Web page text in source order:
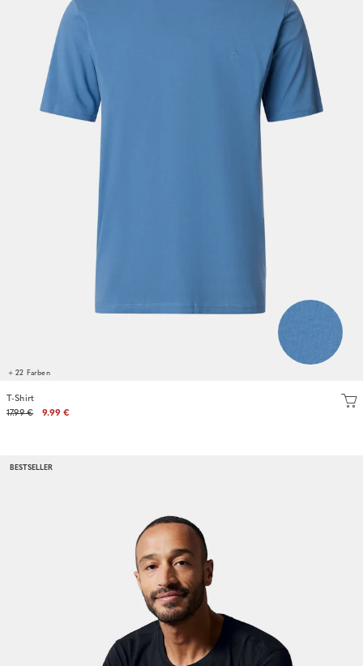
+ 22 Farben
T-Shirt
17.99 €
9.99 €
BESTSELLER